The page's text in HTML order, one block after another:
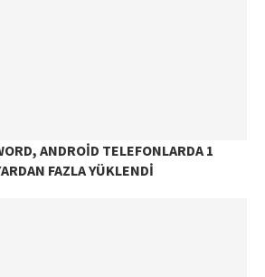
ANDROID TELEFONLARDA 1
FAZLA YÜKLENDI